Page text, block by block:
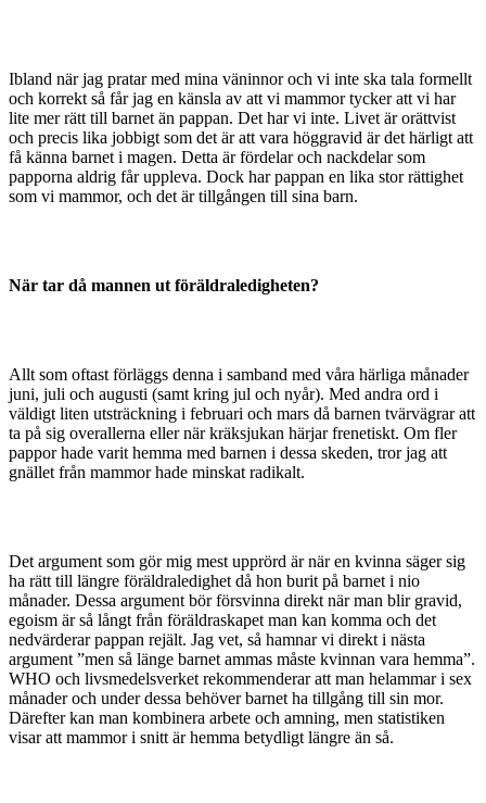
Ibland när jag pratar med mina väninnor och vi inte ska tala formellt
och korrekt så får jag en känsla av att vi mammor tycker att vi har
lite mer rätt till barnet än pappan. Det har vi inte. Livet är orättvist
och precis lika jobbigt som det är att vara höggravid är det härligt att
få känna barnet i magen. Detta är fördelar och nackdelar som
papporna aldrig får uppleva. Dock har pappan en lika stor rättighet
som vi mammor, och det är tillgången till sina barn.
När tar då mannen ut föräldraledigheten?
Allt som oftast förläggs denna i samband med våra härliga månader
juni, juli och augusti (samt kring jul och nyår). Med andra ord i
väldigt liten utsträckning i februari och mars då barnen tvärvägrar att
ta på sig overallerna eller när kräksjukan härjar frenetiskt. Om fler
pappor hade varit hemma med barnen i dessa skeden, tror jag att
gnället från mammor hade minskat radikalt.
Det argument som gör mig mest upprörd är när en kvinna säger sig
ha rätt till längre föräldraledighet då hon burit på barnet i nio
månader. Dessa argument bör försvinna direkt när man blir gravid,
egoism är så långt från föräldraskapet man kan komma och det
nedvärderar pappan rejält. Jag vet, så hamnar vi direkt i nästa
argument ”men så länge barnet ammas måste kvinnan vara hemma”.
WHO och livsmedelsverket rekommenderar att man helammar i sex
månader och under dessa behöver barnet ha tillgång till sin mor.
Därefter kan man kombinera arbete och amning, men statistiken
visar att mammor i snitt är hemma betydligt längre än så.